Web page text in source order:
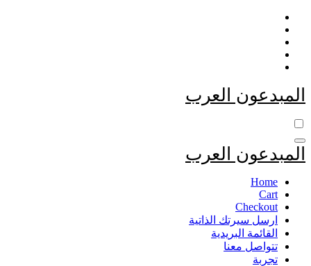
التجاوز
المحتوى
المبدعون العرب
المبدعون العرب
Home
Cart
Checkout
ارسل سيرتك الذاتية
القائمة البريدية
تتواصل معنا
تجربة